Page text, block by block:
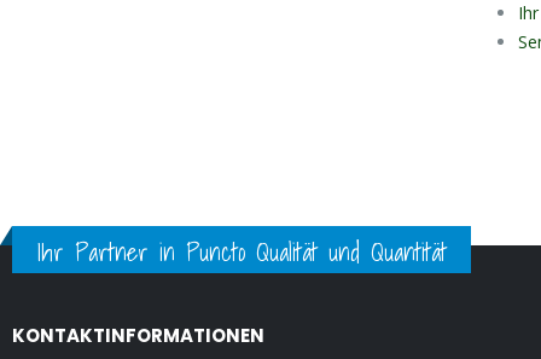
Ihr Partner in Puncto Qualität und Quantität
KONTAKTINFORMATIONEN